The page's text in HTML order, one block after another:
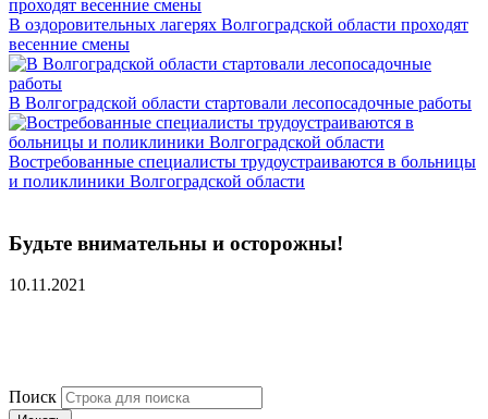
В оздоровительных лагерях Волгоградской области проходят
весенние смены
В Волгоградской области стартовали лесопосадочные работы
Востребованные специалисты трудоустраиваются в больницы
и поликлиники Волгоградской области
Будьте внимательны и осторожны!
10.11.2021
Поиск